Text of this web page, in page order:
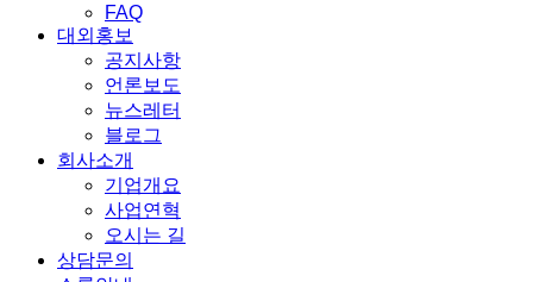
FAQ
대외홍보
공지사항
언론보도
뉴스레터
블로그
회사소개
기업개요
사업연혁
오시는 길
상담문의